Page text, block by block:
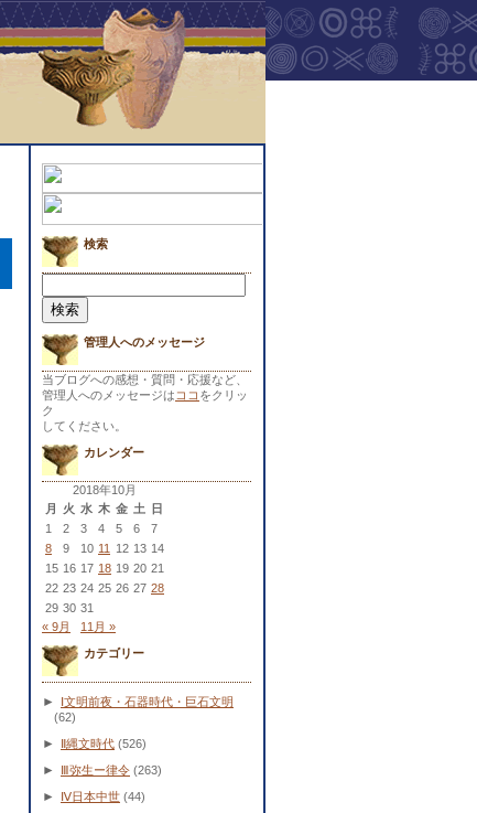
検索
索:
管理人へのメッセージ
当ブログへの感想・質問・応援など、
管理人へのメッセージは ココ をクリッ
ク
してください。
カレンダー
2018年10月
月
火 水 木 金 土
日
1
2 3 4 5 6
7
8
9 10 11 12 13 14
15 16 17 18 19 20 21
22 23 24 25 26 27 28
29 30 31
« 9月
11月 »
カテゴリー
►
Ⅰ文明前夜・石器時代・巨石文明
(62)
► Ⅱ縄文時代 (526)
► Ⅲ弥生ー律令 (263)
► Ⅳ日本中世 (44)